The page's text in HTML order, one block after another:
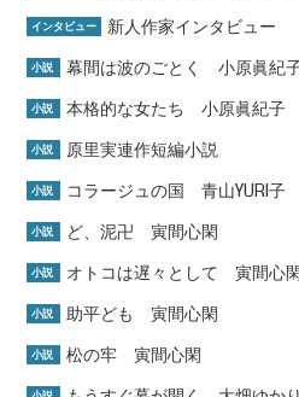
インタビュー 新人作家インタビュー
小説 幕間は波のごとく 小原眞紀
小説 本格的な女たち 小原眞紀子
小説 原里実連作短編小説
小説 コラージュの国 青山YURI子
小説 ど、泥卍 寅間心閑
小説 オトコは遅々として 寅間心
小説 助平ども 寅間心閑
小説 松の牢 寅間心閑